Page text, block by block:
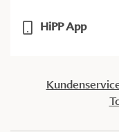
HiPP App